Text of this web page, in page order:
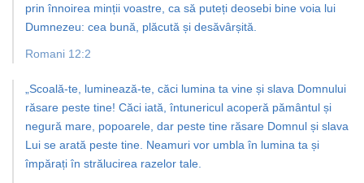
prin înnoirea minții voastre, ca să puteți deosebi bine voia lui
Dumnezeu: cea bună, plăcută și desăvârșită.
Romani 12:2
„Scoală-te, luminează-te, căci lumina ta vine și slava Domnului
răsare peste tine! Căci iată, întunericul acoperă pământul și
negură mare, popoarele, dar peste tine răsare Domnul și slava
Lui se arată peste tine. Neamuri vor umbla în lumina ta și
împărați în strălucirea razelor tale.